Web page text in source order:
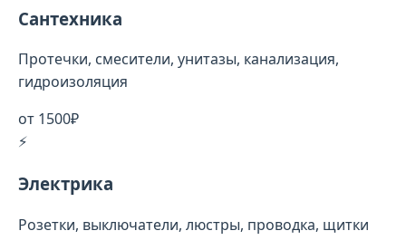
Сантехника
Протечки, смесители, унитазы, канализация,
гидроизоляция
от 1500₽
⚡
Электрика
Розетки, выключатели, люстры, проводка, щитки